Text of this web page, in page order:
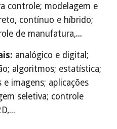
controle; modelagem e
contínuo e híbrido;
de manufatura,...
analógico e digital;
algoritmos; estatística;
imagens; aplicações
seletiva; controle